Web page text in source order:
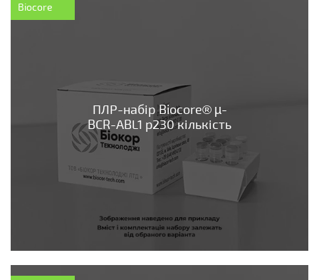
Biocore
ПЛР-набір Biocore® µ-
BCR-ABL1 p230 кількість